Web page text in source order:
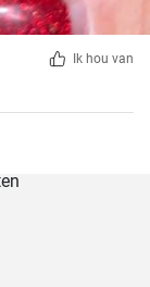
Ik hou van